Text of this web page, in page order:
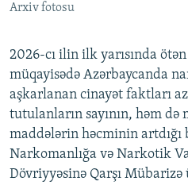
Arxiv fotosu
2026-cı ilin ilk yarısında
müqayisədə Azərbaycanda
aşkarlanan cinayət faktları
tutulanların sayının, həm də
maddələrin həcminin
Narkomanlığa və Narkotik
Dövriyyəsinə Qarşı Mübarizə